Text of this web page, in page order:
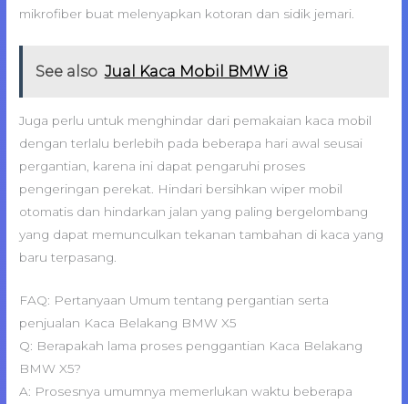
mikrofiber buat melenyapkan kotoran dan sidik jemari.
See also Jual Kaca Mobil BMW i8
Juga perlu untuk menghindar dari pemakaian kaca mobil
dengan terlalu berlebih pada beberapa hari awal seusai
pergantian, karena ini dapat pengaruhi proses
pengeringan perekat. Hindari bersihkan wiper mobil
otomatis dan hindarkan jalan yang paling bergelombang
yang dapat memunculkan tekanan tambahan di kaca yang
baru terpasang.
FAQ: Pertanyaan Umum tentang pergantian serta
penjualan Kaca Belakang BMW X5
Q: Berapakah lama proses penggantian Kaca Belakang
BMW X5?
A: Prosesnya umumnya memerlukan waktu beberapa